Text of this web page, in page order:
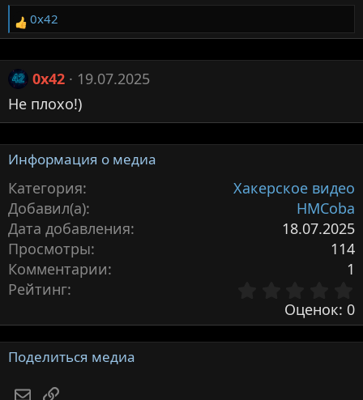
Р
е
а
к
и
и
:
0x42
0x42
19.07.2025
Не плохо!)
Информация о медиа
Категория
Хакерское видео
Добавил(а)
HMCoba
Дата добавления
18.07.2025
Просмотры
114
Комментарии
1
Рейтинг
,
0
0
Оценок: 0
Поделиться медиа
Электронная почта
Ссылка